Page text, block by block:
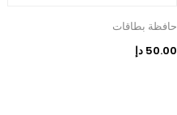
حافظة بطاقات
50.00 دإ